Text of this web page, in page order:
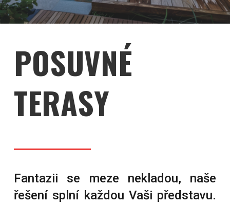
POSUVNÉ
TERASY
Fantazii se meze nekladou, naše
řešení splní každou Vaši představu.